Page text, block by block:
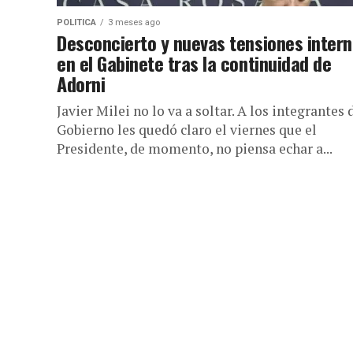
POLITICA 3 meses ago
Desconcierto y nuevas tensiones
en el Gabinete tras la continuidad de
Adorni
Javier Milei no lo va a soltar. A los integrantes
Gobierno les quedó claro el viernes que el
Presidente, de momento, no piensa echar a...